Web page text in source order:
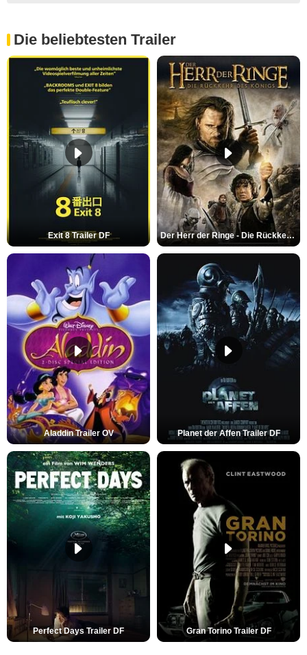
Die beliebtesten Trailer
Exit 8 Trailer DF Der Herr der Ringe - Die Rückkehr des Königs Trailer OV
Aladdin Trailer OV Planet der Affen Trailer DF
Perfect Days Trailer DF Gran Torino Trailer DF